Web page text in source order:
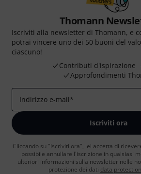
Thomann
Iscriviti alla newsletter di Thomann, e
potrai vincere uno dei 50 buoni del
ciascuno!
Contributi d'ispirazione
Approfondimenti
Indirizzo e-mail*
Iscriviti ora
Cliccando su "Iscriviti ora", lei accetta di
possibile annullare l'iscrizione in qualsiasi
ulteriori informazioni sulla newsletter nelle
protezione dei dati data